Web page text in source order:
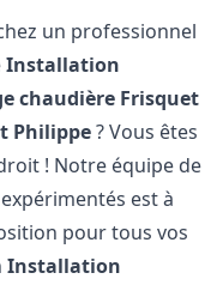
un professionnel
Installation
chaudière Frisquet
Philippe? Vous êtes
! Notre équipe de
est à
pour tous vos
Installation